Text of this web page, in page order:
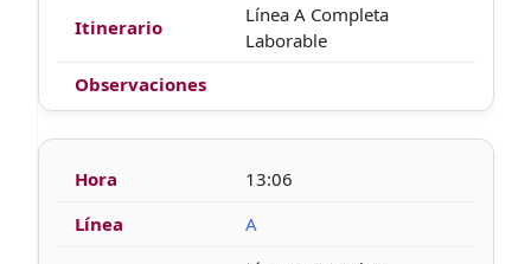
Línea A Completa
Laborable
13:06
A